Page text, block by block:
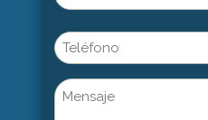
(Obligatorio)
Phone
Untitled